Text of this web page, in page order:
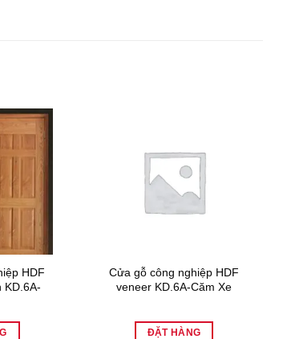
HDF
KD.6A-
Cửa gỗ công nghiệp HDF
veneer KD.6A-Căm Xe
ĐẶT HÀNG